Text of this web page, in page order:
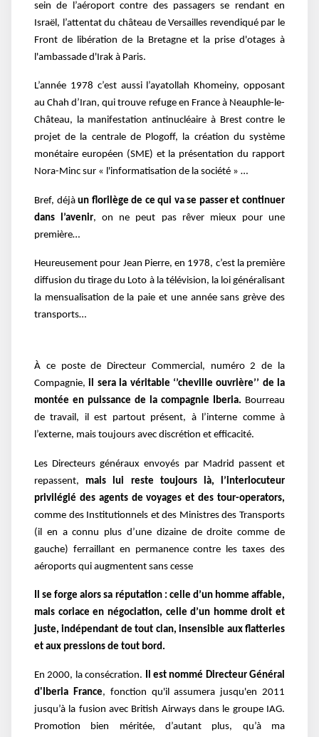
sein de l’aéroport contre des passagers se rendant en
Israël, l’attentat du château de Versailles revendiqué par le
Front de libération de la Bretagne et la prise d'otages à
l'ambassade d'Irak à Paris.
L’année 1978 c’est aussi l’ayatollah Khomeiny, opposant
au Chah d’Iran, qui trouve refuge en France à Neauphle-le-
Château, la manifestation antinucléaire à Brest contre le
projet de la centrale de Plogoff, la création du système
monétaire européen (SME) et la présentation du rapport
Nora-Minc sur « l'informatisation de la société » …
Bref, déjàun florilège de ce qui va se passer et continuer
dans l’avenir, on ne peut pas rêver mieux pour une
première…
Heureusement pour Jean Pierre, en 1978, c’est la première
diffusion du tirage du Loto à la télévision, la loi généralisant
la mensualisation de la paie et une année sans grève des
transports…
À ce poste de Directeur Commercial, numéro 2 de la
Compagnie, il sera la véritable ‘’cheville ouvrière’’ de la
montée en puissance de la compagnie Iberia. Bourreau
de travail, il est partout présent, à l’interne comme à
l’externe, mais toujours avec discrétion et efficacité.
Les Directeurs généraux envoyés par Madrid passent et
repassent, mais lui reste toujours là,
l’interlocuteur
privilégié des agents de voyages et des tour-operators,
comme des Institutionnels et des Ministres des Transports
(il en a connu plus d’une dizaine de droite comme de
gauche) ferraillant en permanence contre les taxes des
aéroports qui augmentent sans cesse
Il se forge alors sa réputation : celle d’un homme affable,
mais coriace en négociation, celle d’un homme droit et
juste, indépendant de tout clan, insensible aux flatteries
et aux pressions de tout bord.
En 2000, la consécration. Il est nommé Directeur Général
d'Iberia France, fonction qu'il assumera jusqu'en 2011
jusqu’à la fusion avec British Airways dans le groupe IAG.
Promotion bien méritée, d’autant plus, qu’à ma